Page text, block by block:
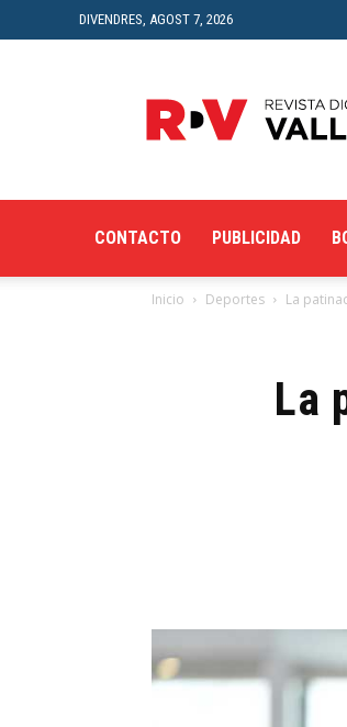
DIVENDRES, AGOST 7, 2026
Digital
del
CONTACTO PUBLICIDAD
Inicio Deportes La
La